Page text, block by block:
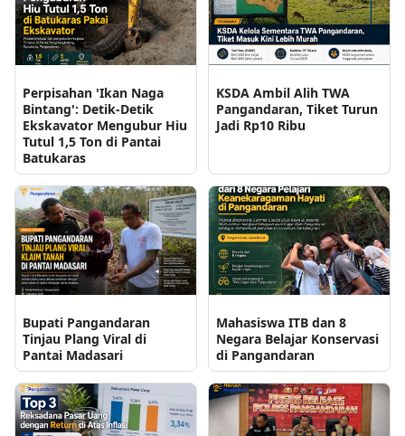
Perpisahan 'Ikan Naga
Bintang': Detik-Detik
Ekskavator Mengubur Hiu
Tutul 1,5 Ton di Pantai
Batukaras
KSDA Ambil Alih TWA
Pangandaran, Tiket Turun
Jadi Rp10 Ribu
Bupati Pangandaran
Tinjau Plang Viral di
Pantai Madasari
Mahasiswa ITB dan 8
Negara Belajar Konservasi
di Pangandaran